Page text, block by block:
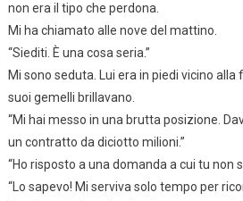
non era il tipo che perdona.
Mi ha chiamato alle nove del mattino.
“Siediti. È una cosa seria.”
Mi sono seduta. Lui era in piedi vicino alla
suoi gemelli brillavano.
“Mi hai messo in una brutta posizione.
un contratto da diciotto milioni.”
“Ho risposto a una domanda a cui tu non
“Lo sapevo! Mi serviva solo tempo per